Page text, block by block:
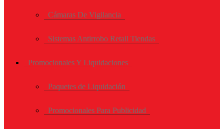
Cámaras De Vigilancia
Sistemas Antirrobo Retail Tiendas
Promocionales Y Liquidaciones
Paquetes de Liquidación
Promocionales Para Publicidad